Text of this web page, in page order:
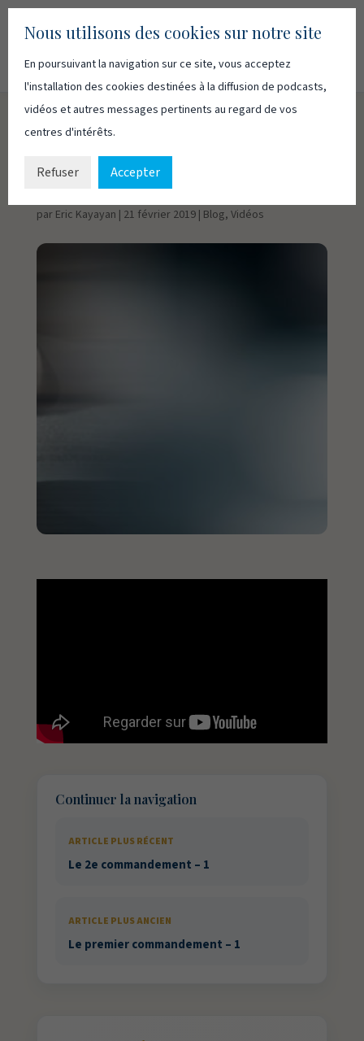
Le premier
commandement – 2
par Eric Kayayan | 21 février 2019| Blog, Vidéos
Continuer la navigation
ARTICLE PLUS RÉCENT
Le 2e commandement – 1
ARTICLE PLUS ANCIEN
Le premier commandement – 1
Nous utilisons des cookies sur notre site
En poursuivant la navigation sur ce site, vous acceptez
l'installation des cookies destinées à la diffusion de podcasts,
vidéos et autres messages pertinents au regard de vos
centres d'intérêts.
Refuser Accepter